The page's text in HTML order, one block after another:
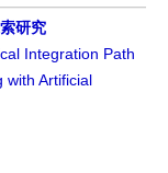
研究
Integration Path
with Artificial